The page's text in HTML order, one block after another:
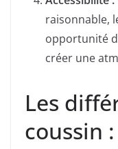
raisonnable,
opportunité
créer une
Les
coussin